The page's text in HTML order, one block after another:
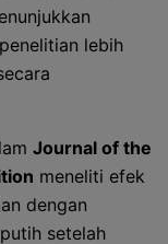
lebih
Journal of the
meneliti efek
dengan
setelah